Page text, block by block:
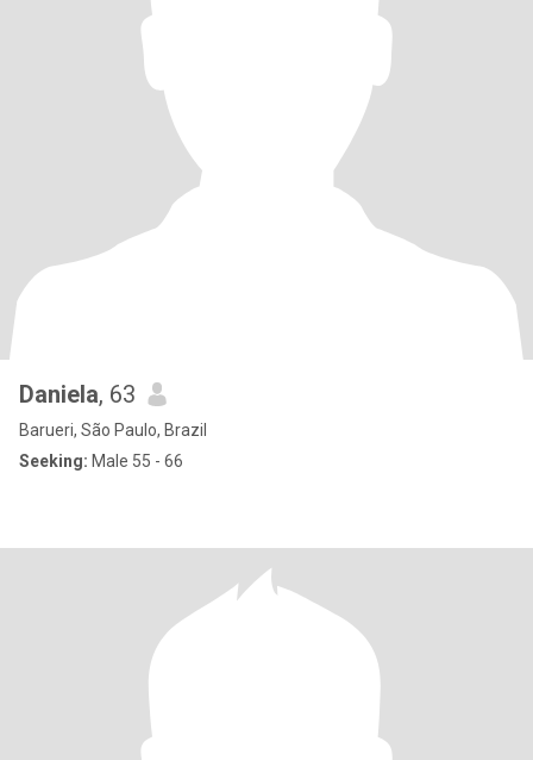
Daniela, 63
Barueri, São Paulo, Brazil
Seeking: Male 55 - 66